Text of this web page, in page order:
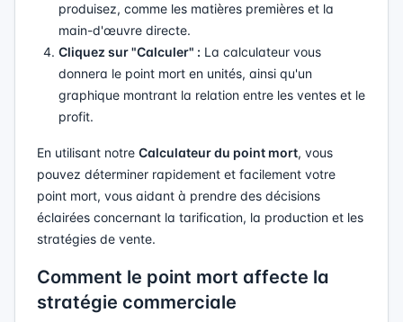
produisez, comme les matières premières et la
main-d'œuvre directe.
Cliquez sur "Calculer" : La calculateur vous
donnera le point mort en unités, ainsi qu'un
graphique montrant la relation entre les ventes et le
profit.
En utilisant notre Calculateur du point mort, vous
pouvez déterminer rapidement et facilement votre
point mort, vous aidant à prendre des décisions
éclairées concernant la tarification, la production et les
stratégies de vente.
Comment le point mort affecte la
stratégie commerciale